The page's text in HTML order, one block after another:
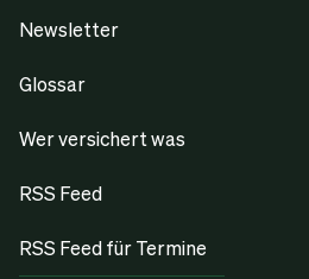
Newsletter
Glossar
Wer versichert was
RSS Feed
RSS Feed für Termine